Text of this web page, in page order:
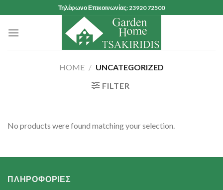
to
content
Τηλέφωνο Επικοινωνίας: 23920 72500
HOME / UNCATEGORIZED
FILTER
No products were found matching your selection.
ΠΛΗΡΟΦΟΡΙΕΣ